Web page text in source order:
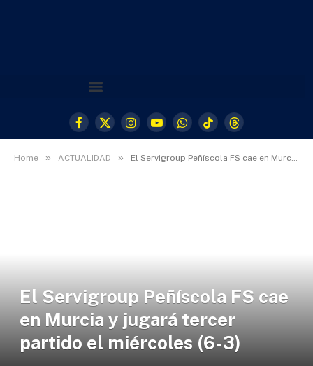
Facebook
X
(Twitter)
Instagram
YouTubeWhatsApp
TikTokThreads
Home » ACTUALIDAD » El Servigroup Peñíscola FS cae en Murcia y jugará tercer partido el miércoles (6-3)
El Servigroup Peñíscola FS cae
en Murcia y jugará tercer
partido el miércoles (6-3)